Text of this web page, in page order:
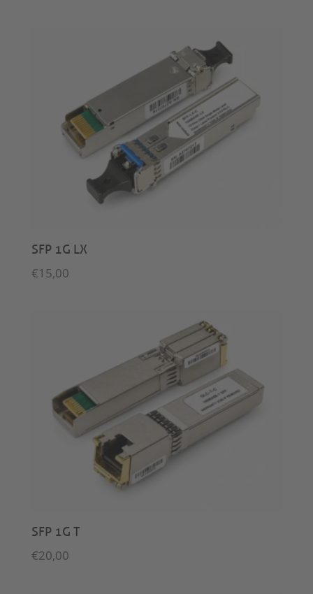
SFP 1G LX
€15,00
SFP 1G T
€20,00